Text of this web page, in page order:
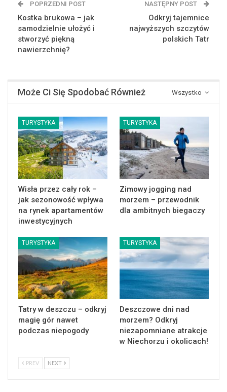
POPRZEDNI POST
Kostka brukowa – jak
samodzielnie ułożyć i
stworzyć piękną
nawierzchnię?
NASTĘPNY POST
Odkryj tajemnice
najwyższych szczytów
polskich Tatr
Wszystko
Może Ci Się Spodobać Również
TURYSTYKA
Wisła przez cały rok –
jak sezonowość wpływa
na rynek apartamentów
inwestycyjnych
TURYSTYKA
Zimowy jogging nad
morzem – przewodnik
dla ambitnych biegaczy
TURYSTYKA
Tatry w deszczu – odkryj
magię gór nawet
podczas niepogody
TURYSTYKA
Deszczowe dni nad
morzem? Odkryj
niezapomniane atrakcje
w Niechorzu i okolicach!
PREV NEXT